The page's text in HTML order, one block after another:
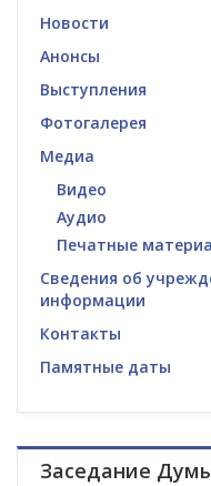
Новости
Анонсы
Выступления
Фотогалерея
Медиа
Видео
Аудио
Печатные
Сведения об
информации
Контакты
Памятные даты
Заседание